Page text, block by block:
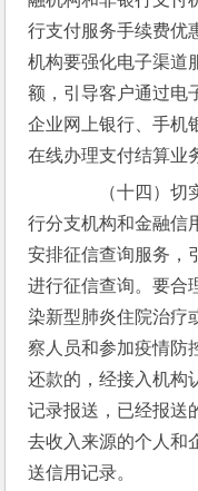
行支付服务手续费优
机构要强化电子渠道
额，引导客户通过电
企业网上银行、手机
在线办理支付结算业
（十四）切实
行分支机构和金融信
安排征信查询服务，
进行征信查询。要合
染新型肺炎住院治疗
察人员和参加疫情防
还款的，经接入机构
记录报送，已经报送
去收入来源的个人和
送信用记录。